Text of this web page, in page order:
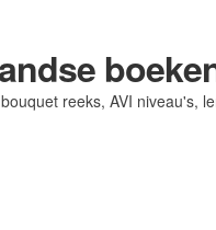
reeks, AVI niveau's,